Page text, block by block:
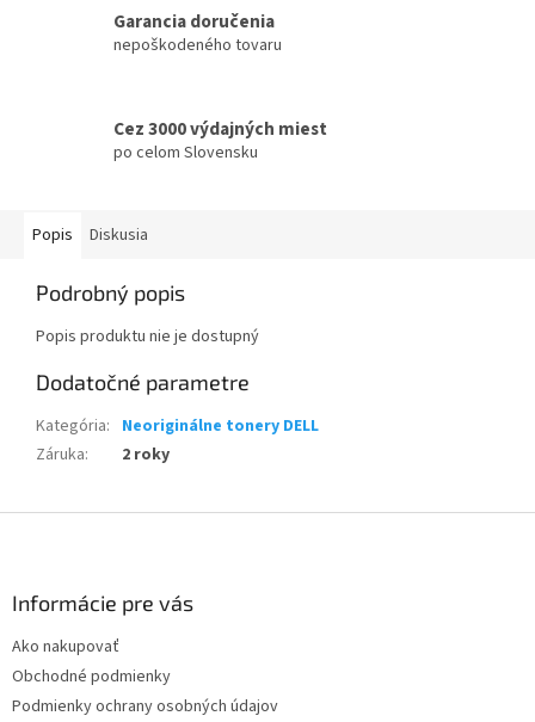
Garancia doručenia
nepoškodeného tovaru
Cez 3000 výdajných miest
po celom Slovensku
Popis Diskusia
Podrobný popis
Popis produktu nie je dostupný
Dodatočné parametre
Kategória: Neoriginálne tonery DELL
Záruka: 2 roky
Informácie pre vás
Ako nakupovať
Obchodné podmienky
Podmienky ochrany osobných údajov